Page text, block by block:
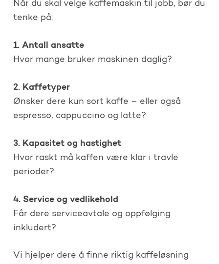
Når du skal velge kaffemaskin til jobb, bør du
tenke på:
1. Antall ansatte
Hvor mange bruker maskinen daglig?
2. Kaffetyper
Ønsker dere kun sort kaffe – eller også
espresso, cappuccino og latte?
3. Kapasitet og hastighet
Hvor raskt må kaffen være klar i travle
perioder?
4. Service og vedlikehold
Får dere serviceavtale og oppfølging
inkludert?
Vi hjelper dere å finne riktig kaffeløsning